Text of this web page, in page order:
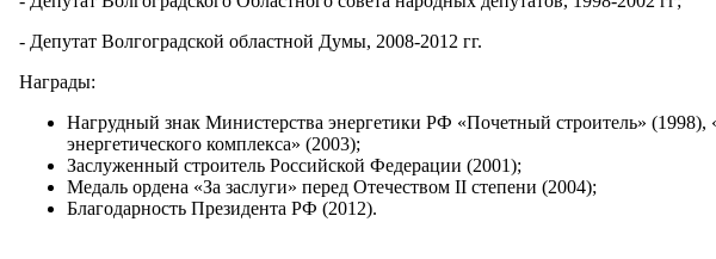
- Депутат Волгоградской областной Думы, 2008-2012 гг.
Награды:
Нагрудный знак Министерства энергетики РФ «Почетный строитель»
энергетического комплекса» (2003);
Заслуженный строитель Российской Федерации (2001);
Медаль ордена «За заслуги» перед Отечеством II степени (2004);
Благодарность Президента РФ (2012).